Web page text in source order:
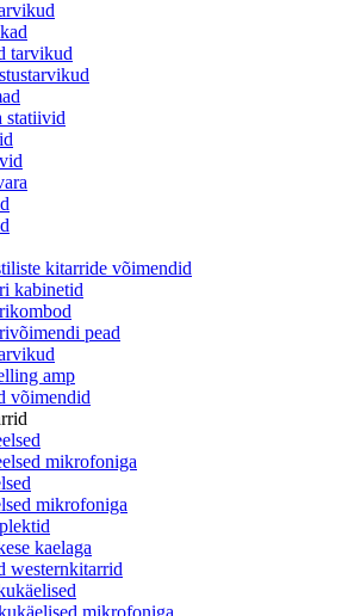
tarvikud
statiivid
kitarride võimendid
kabinetid
pead
amp
võimendid
mikrofoniga
mikrofoniga
kaelaga
westernkitarrid
mikrofoniga